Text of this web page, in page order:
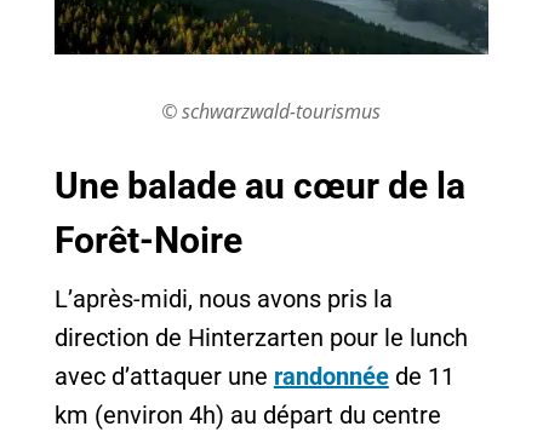
© schwarzwald-tourismus
Une balade au cœur de la
Forêt-Noire
L’après-midi, nous avons pris la
direction de Hinterzarten pour le lunch
avec d’attaquer une randonnéede 11
km (environ 4h) au départ du centre